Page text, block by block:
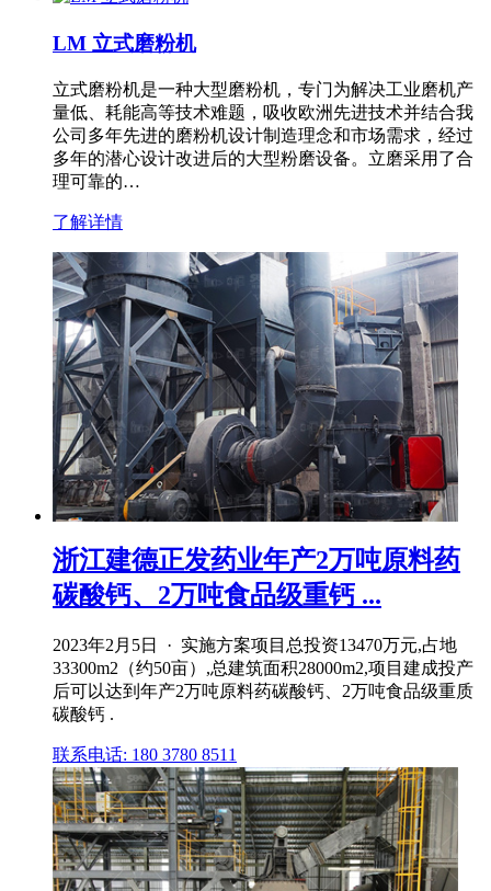
LM 立式磨粉机
立式磨粉机是一种大型磨粉机，专门为解决工业磨机产
量低、耗能高等技术难题，吸收欧洲先进技术并结合我
公司多年先进的磨粉机设计制造理念和市场需求，经过
多年的潜心设计改进后的大型粉磨设备。立磨采用了合
理可靠的…
了解详情
浙江建德正发药业年产2万吨原料药
碳酸钙、2万吨食品级重钙 ...
2023年2月5日 · 实施方案项目总投资13470万元,占地
33300m2（约50亩）,总建筑面积28000m2,项目建成投产
后可以达到年产2万吨原料药碳酸钙、2万吨食品级重质
碳酸钙 .
联系电话: 180 3780 8511